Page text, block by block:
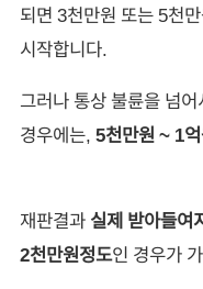
되면 3천만원 또는 5천
시작합니다.
그러나 통상 불륜을 넘
경우에는, 5천만원 ~ 1
재판결과 실제 받아들여
2천만원정도인 경우가